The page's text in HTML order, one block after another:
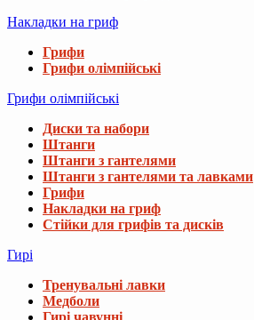
Накладки на гриф
Грифи
Грифи олімпійські
Грифи олімпійські
Диски та набори
Штанги
Штанги з гантелями
Штанги з гантелями та лавками
Грифи
Накладки на гриф
Стійки для грифів та дисків
Гирі
Тренувальні лавки
Медболи
Гирі чавунні